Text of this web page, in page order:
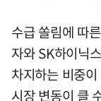
수급 쏠림에 따
자와 SK하이닉
차지하는 비중
시장 변동이 클